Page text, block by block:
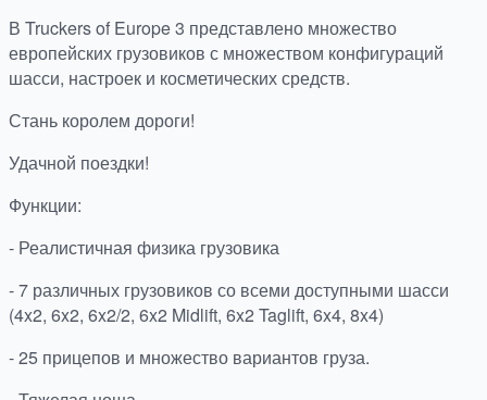
В Truckers of Europe 3 представлено множество
европейских грузовиков с множеством конфигураций
шасси, настроек и косметических средств.
Стань королем дороги!
Удачной поездки!
Функции:
- Реалистичная физика грузовика
- 7 различных грузовиков со всеми доступными шасси
(4x2, 6x2, 6x2/2, 6x2 Midlift, 6x2 Taglift, 6x4, 8x4)
- 25 прицепов и множество вариантов груза.